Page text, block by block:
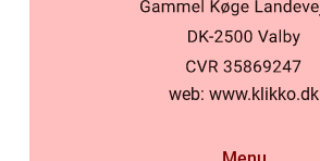
web: www.klikko.dk